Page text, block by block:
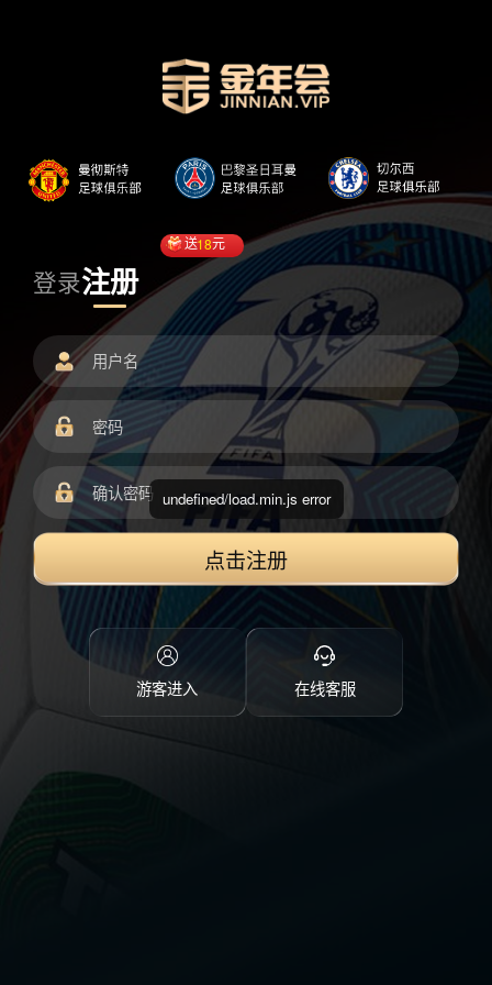
登录注册
送18元
点击注册
游客进入 在线客服
undefined/load.min.js error